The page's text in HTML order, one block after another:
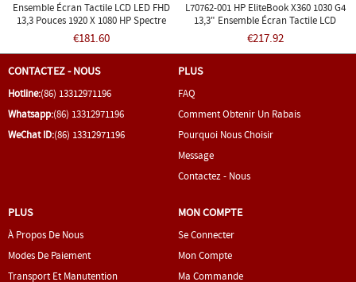
Ensemble Écran Tactile LCD LED FHD
13,3 Pouces 1920 X 1080 HP Spectre
X360 Série 13-W 13-W021tu 13-W063nr
€181.60
L70762-001 HP EliteBook X360 1030 G4
13,3" Ensemble Écran Tactile LCD
€217.92
CONTACTEZ - NOUS
Hotline:(86) 13312971196
Whatsapp:(86) 13312971196
WeChat ID:(86) 13312971196
PLUS
FAQ
Comment Obtenir Un Rabais
Pourquoi Nous Choisir
Message
Contactez - Nous
PLUS
À Propos De Nous
Modes De Paiement
Transport Et Manutention
MON COMPTE
Se Connecter
Mon Compte
Ma Commande